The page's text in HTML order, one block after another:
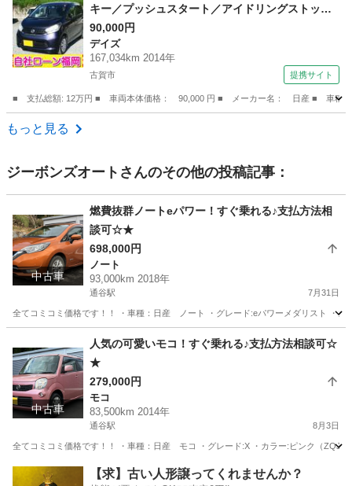
キー／プッシュスタート／アイドリングストップ
／ウィンカーミラー／タイミングチェーン （検9.
6）
90,000円
デイズ
167,034km 2014年
古賀市 提携サイト
■ 支払総額: 12万円 ■ 車両本体価格： 90,000 円 ■ メーカー名： 日産 ■ 車種名
福岡 古賀市
もっと見る
ジーボンズオート さんのその他の投稿記事：
中古車
燃費抜群ノートeパワー！すぐ乗れる♪支払方法相
談可☆★
698,000円
ノート
93,000km 2018年
通谷駅 7月31日
全てコミコミ価格です！！ ・車種：日産 ノート ・グレード:eパワーメダリスト ・
通谷駅 走行距離
中古車
人気の可愛いモコ！すぐ乗れる♪支払方法相談可☆
★
279,000円
モコ
83,500km 2014年
通谷駅 8月3日
全てコミコミ価格です！！ ・車種：日産 モコ ・グレード:X ・カラー:ピンク（ZQJ
通谷駅 モコ 走行距離
【求】古い人形譲ってくれませんか？